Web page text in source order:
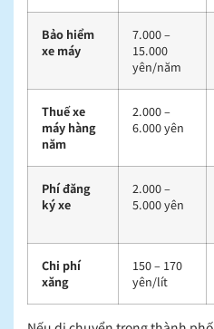
Bảo hiểm
xe máy
7.000 –
15.000
yên/năm
Thuế xe
máy hàng
năm
2.000 –
6.000 yên
Phí đăng
ký xe
2.000 –
5.000 yên
Chi phí
xăng
150 – 170
yên/lít